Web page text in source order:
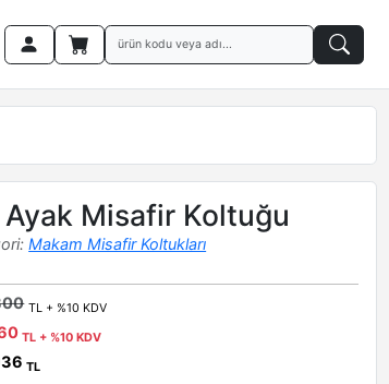
Misafir Koltuğu
Makam Misafir Koltukları
TL + %10 KDV
TL + %10 KDV
TL